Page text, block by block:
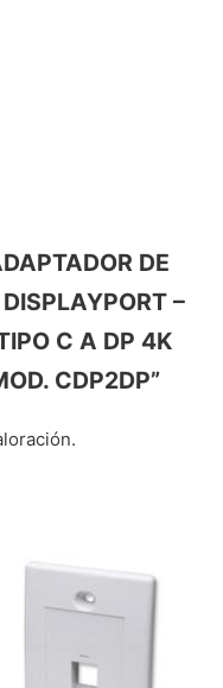
DE
–
C A DP 4K
CDP2DP”